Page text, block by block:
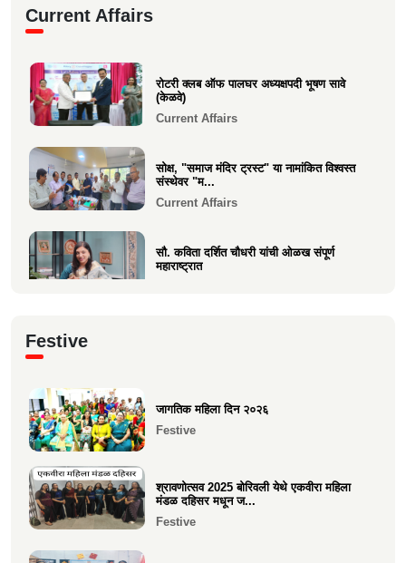
Sad Demise
Current Affairs
रोटरी क्लब ऑफ पालघर अध्यक्षपदी भूषण सावे
(केळवे)
Current Affairs
सोक्ष, "समाज मंदिर ट्रस्ट" या नामांकित विश्वस्त
संस्थेवर "म...
Current Affairs
सौ. कविता दर्शित चौधरी यांची ओळख संपूर्ण
महाराष्ट्रात
चे प्रकाशन
Festive
जागतिक महिला दिन २०२६
Festive
श्रावणोत्सव 2025 बोरिवली येथे एकवीरा महिला
मंडळ दहिसर मधून ज...
Festive